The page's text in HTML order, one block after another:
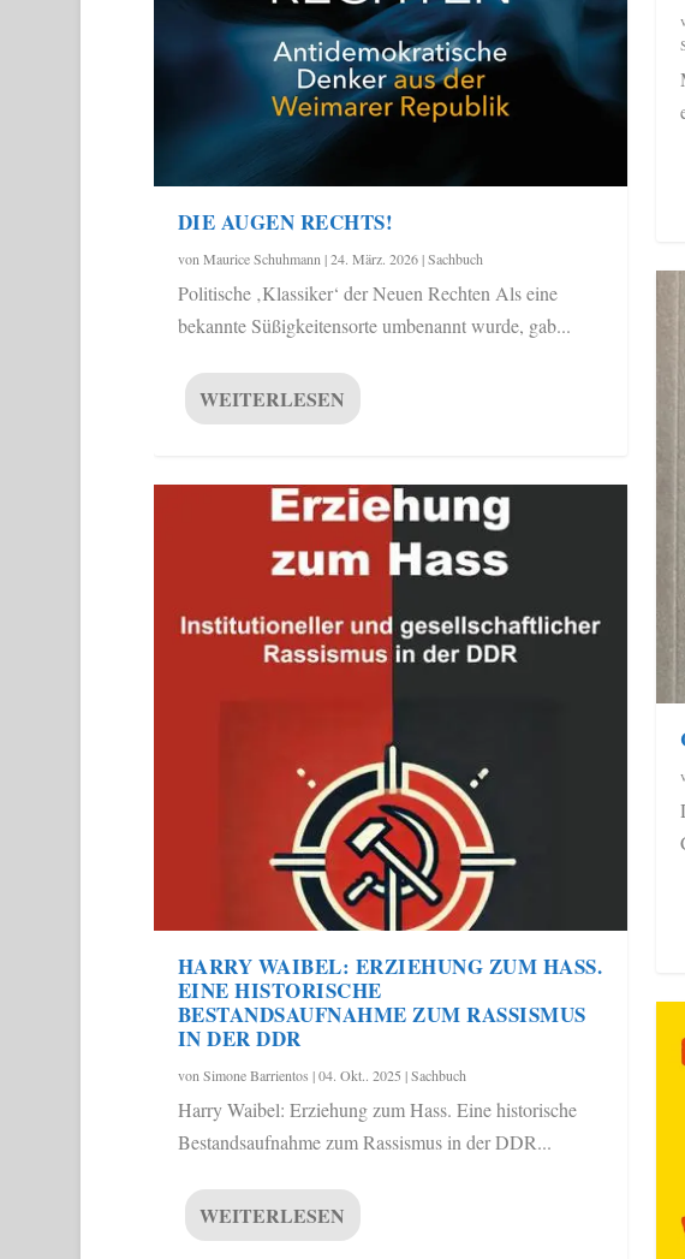
DIE AUGEN RECHTS!
von Maurice Schuhmann |24. März. 2026|Sachbuch
Politische ‚Klassiker‘ der Neuen Rechten Als eine
bekannte Süßigkeitensorte umbenannt wurde, gab...
WEITERLESEN
HARRY WAIBEL: ERZIEHUNG ZUM HASS.
EINE HISTORISCHE
BESTANDSAUFNAHME ZUM RASSISMUS
IN DER DDR
von Simone Barrientos |04. Okt.. 2025 |Sachbuch
Harry Waibel: Erziehung zum Hass. Eine historische
Bestandsaufnahme zum Rassismus in der DDR...
WEITERLESEN